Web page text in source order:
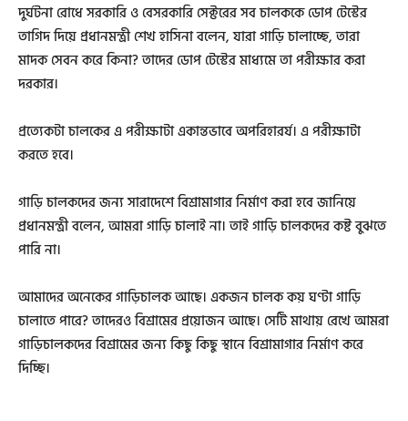
দুর্ঘটনা রোধে সরকারি ও বেসরকারি সেক্টরের সব চালককে ডোপ টেস্টের
তাগিদ দিয়ে প্রধানমন্ত্রী শেখ হাসিনা বলেন, যারা গাড়ি চালাচ্ছে, তারা
মাদক সেবন করে কিনা? তাদের ডোপ টেস্টের মাধ্যমে তা পরীক্ষার করা
দরকার।
প্রত্যেকটা চালকের এ পরীক্ষাটা একান্তভাবে অপরিহারর্য। এ পরীক্ষাটা
করতে হবে।
গাড়ি চালকদের জন্য সারাদেশে বিশ্রামাগার নির্মাণ করা হবে জানিয়ে
প্রধানমন্ত্রী বলেন, আমরা গাড়ি চালাই না। তাই গাড়ি চালকদের কষ্ট বুঝতে
পারি না।
আমাদের অনেকের গাড়িচালক আছে। একজন চালক কয় ঘণ্টা গাড়ি
চালাতে পারে? তাদেরও বিশ্রামের প্রয়োজন আছে। সেটি মাথায় রেখে আমরা
গাড়িচালকদের বিশ্রামের জন্য কিছু কিছু স্থানে বিশ্রামাগার নির্মাণ করে
দিচ্ছি।